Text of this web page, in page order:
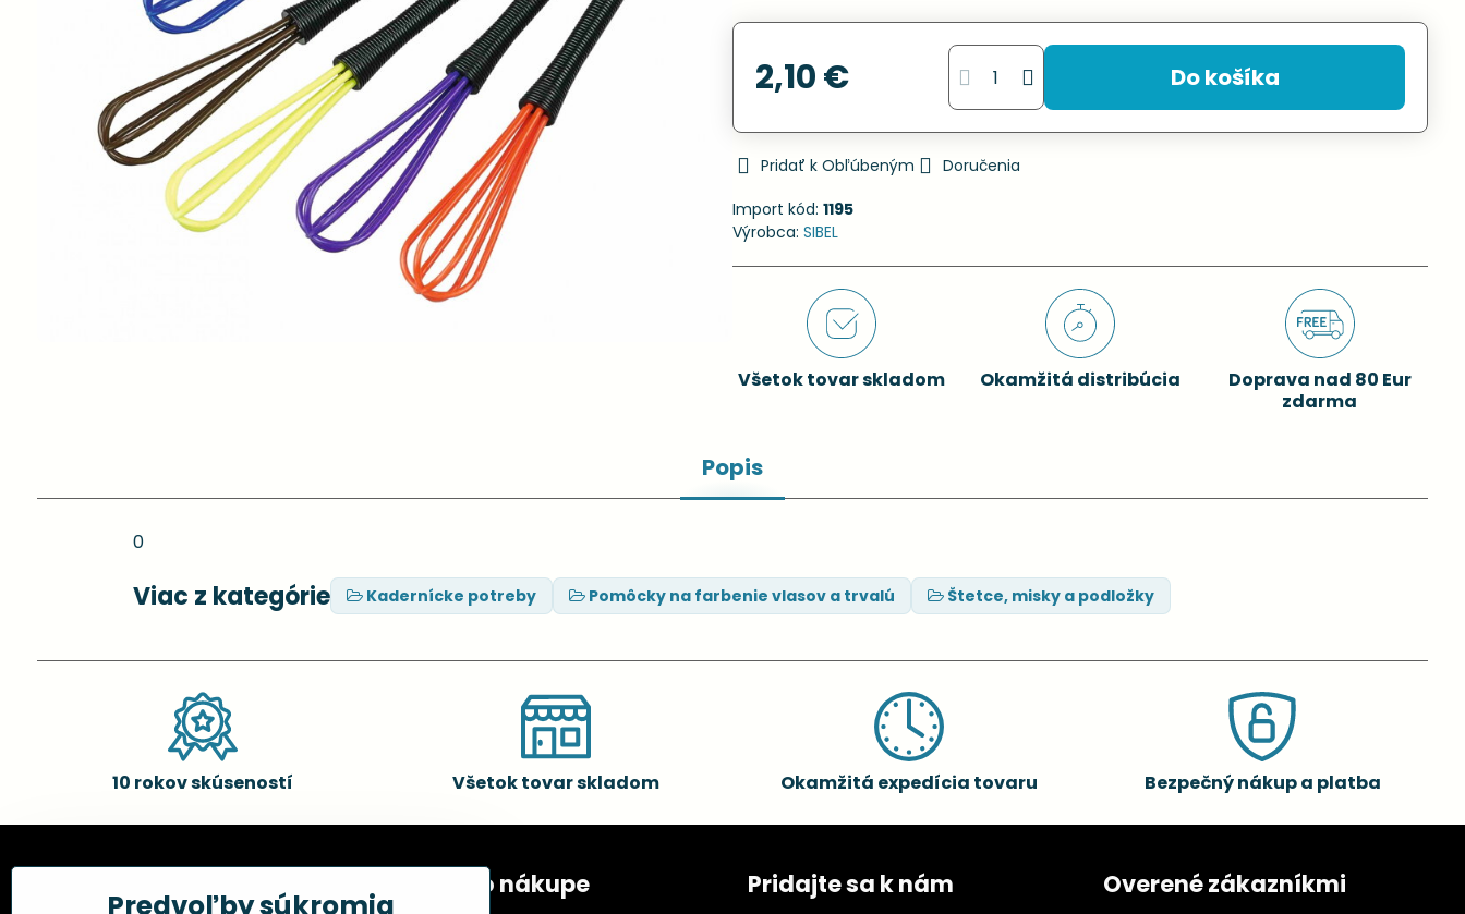
2,10 € Do košíka
Pridať k Obľúbeným
Doručenia
Import kód: 1195
Výrobca: SIBEL
Všetok tovar skladom Okamžitá distribúcia
Doprava nad 80 Eur
zdarma
Popis
0
Viac z kategórie Kadernícke potreby Pomôcky na farbenie vlasov a trvalú Štetce, misky a podložky
10 rokov skúseností Všetok tovar skladom Okamžitá expedícia tovaru Bezpečný nákup a platba
Kadernícke potreby, s.r.o. Všetko o nákupe Pridajte sa k nám Overené zákazníkmi
Predvoľby súkromia